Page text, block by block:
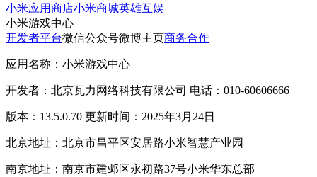
小米应用商店小米商城英雄互娱
小米游戏中心
开发者平台微信公众号微博主页商务合作
应用名称：小米游戏中心
开发者：北京瓦力网络科技有限公司 电话：010-60606666
版本：13.5.0.70 更新时间：2025年3月24日
北京地址：北京市昌平区安居路小米智慧产业园
南京地址：南京市建邺区永初路37号小米华东总部